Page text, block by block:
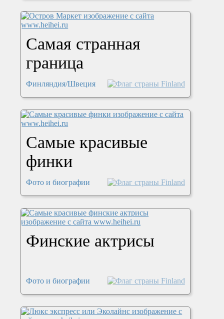
Самая странная
граница
Финляндия/Швеция
Самые красивые
финки
Фото и биографии
Финские актрисы
Фото и биографии